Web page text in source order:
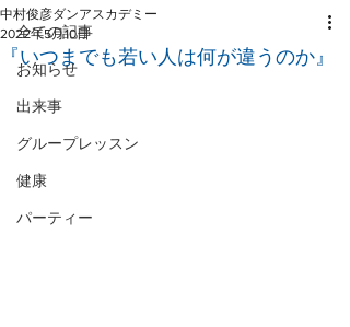
全ての記事
お知らせ
出来事
グループレッスン
健康
パーティー
『いつまでも若い人は何が違うのか』
中村俊彦ダンアスカデミー
2022年5月10日